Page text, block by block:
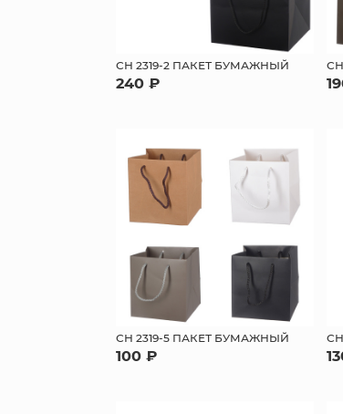
СН 2319-2 ПАКЕТ БУМАЖНЫЙ
240 ₽
СН 2319-5 ПАКЕТ БУМАЖНЫЙ
100 ₽
СН